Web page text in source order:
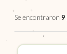
Se encontraron 9